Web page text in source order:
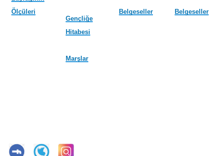
Ölçüleri
Gençliğe
Hitabesi
Marşlar
Belgeseller Belgeseller